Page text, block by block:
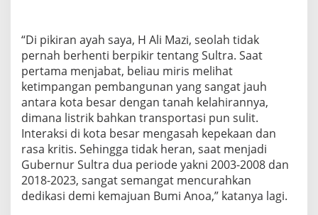
“Di pikiran ayah saya, H Ali Mazi, seolah tidak
pernah berhenti berpikir tentang Sultra. Saat
pertama menjabat, beliau miris melihat
ketimpangan pembangunan yang sangat jauh
antara kota besar dengan tanah kelahirannya,
dimana listrik bahkan transportasi pun sulit.
Interaksi di kota besar mengasah kepekaan dan
rasa kritis. Sehingga tidak heran, saat menjadi
Gubernur Sultra dua periode yakni 2003-2008 dan
2018-2023, sangat semangat mencurahkan
dedikasi demi kemajuan Bumi Anoa,” katanya lagi.